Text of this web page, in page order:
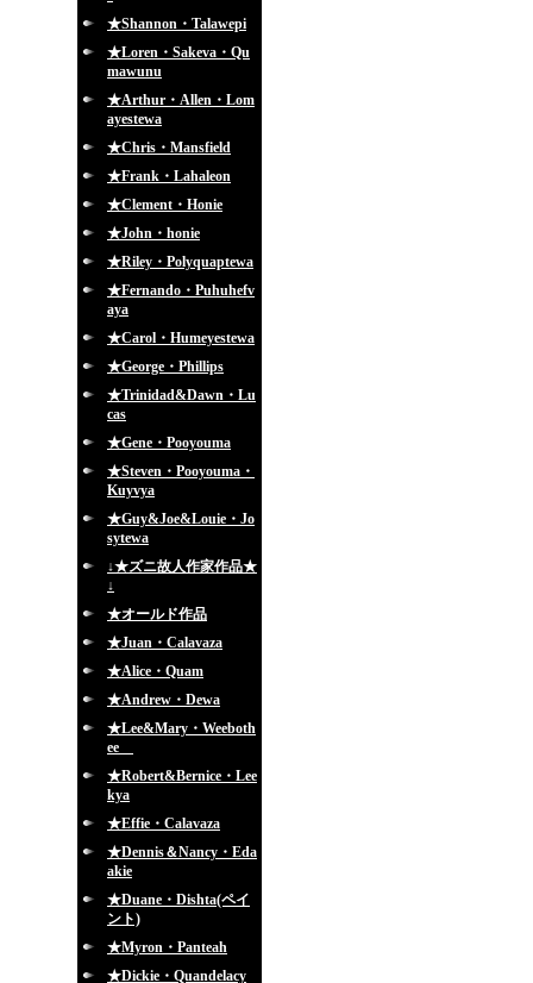
★Shannon・Talawepi
★Loren・Sakeva・Qu
mawunu
★Arthur・Allen・Lom
ayestewa
★Chris・Mansfield
★Frank・Lahaleon
★Clement・Honie
★John・honie
★Riley・Polyquaptewa
★Fernando・Puhuhefv
aya
★Carol・Humeyestewa
★George・Phillips
★Trinidad&Dawn・Lu
cas
★Gene・Pooyouma
★Steven・Pooyouma・
Kuyvya
★Guy&Joe&Louie・Jo
sytewa
↓★ズニ故人作家作品★
↓
★オールド作品
★Juan・Calavaza
★Alice・Quam
★Andrew・Dewa
★Lee&Mary・Weeboth
ee
★Robert&Bernice・Lee
kya
★Effie・Calavaza
★Dennis＆Nancy・Eda
akie
★Duane・Dishta(ペイ
ント)
★Myron・Panteah
★Dickie・Quandelacy